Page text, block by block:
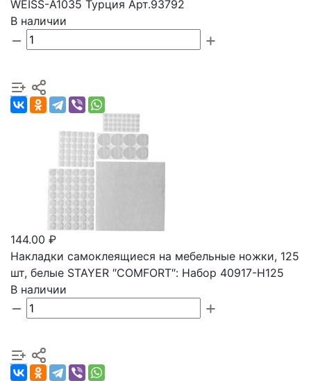
WEISS-A1035 Турция Арт.93792
В наличии
144.00 ₽
Накладки самоклеящиеся на мебельные ножки, 125
шт, белые STAYER ″COMFORT″: Набор 40917-H125
В наличии